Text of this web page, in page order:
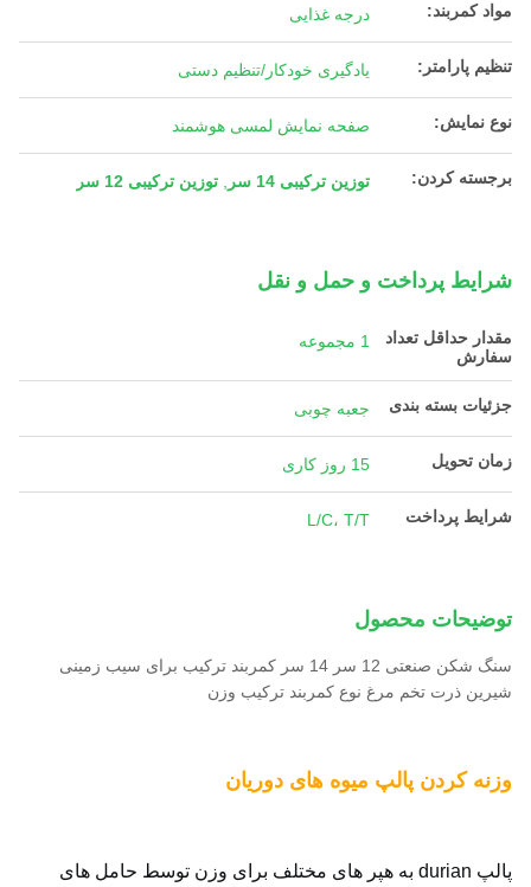
مواد کمربند: درجه غذایی
تنظیم پارامتر: یادگیری خودکار/تنظیم دستی
نوع نمایش: صفحه نمایش لمسی هوشمند
برجسته کردن: توزین ترکیبی 14 سر توزین ترکیبی 12 سر
شرایط پرداخت و حمل و نقل
مقدار حداقل تعداد
سفارش
1 مجموعه
جزئیات بسته بندی جعبه چوبی
زمان تحویل 15 روز کاری
شرایط پرداخت L/C، T/T
توضیحات محصول
سنگ شکن صنعتی 12 سر 14 سر کمربند ترکیب برای سیب زمینی
شیرین ذرت تخم مرغ نوع کمربند ترکیب وزن
وزنه کردن پالپ میوه های دوریان